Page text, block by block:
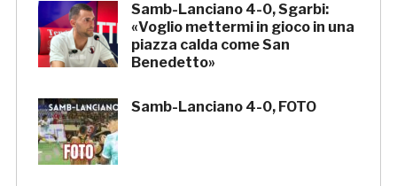
Samb-Lanciano 4-0, Sgarbi:
«Voglio mettermi in gioco in una
piazza calda come San
Benedetto»
Samb-Lanciano 4-0, FOTO